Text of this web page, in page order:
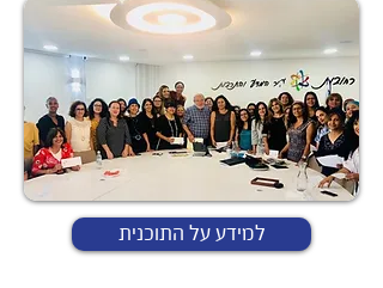
למידע על התוכנית